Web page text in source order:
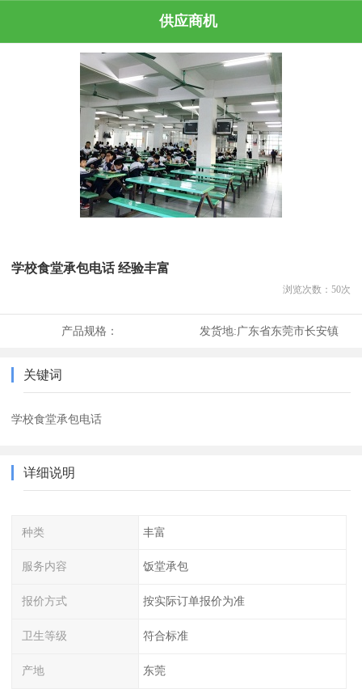
供应商机
学校食堂承包电话 经验丰富
浏览次数： 50次
产品规格： 发货地:广东省东莞市长安镇
关键词
学校食堂承包电话
详细说明
种类 丰富
服务内容 饭堂承包
报价方式 按实际订单报价为准
卫生等级 符合标准
产地 东莞